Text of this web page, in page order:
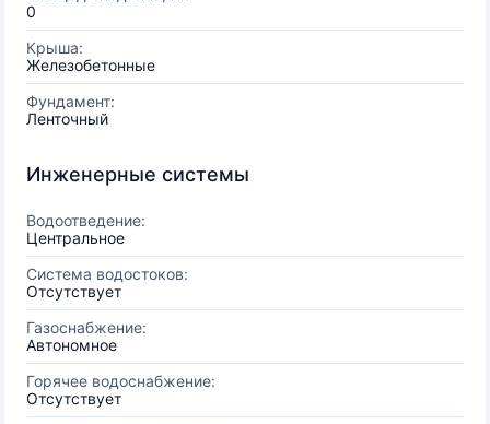
0
Крыша:
Железобетонные
Фундамент:
Ленточный
Инженерные системы
Водоотведение:
Центральное
Система водостоков:
Отсутствует
Газоснабжение:
Автономное
Горячее водоснабжение:
Отсутствует